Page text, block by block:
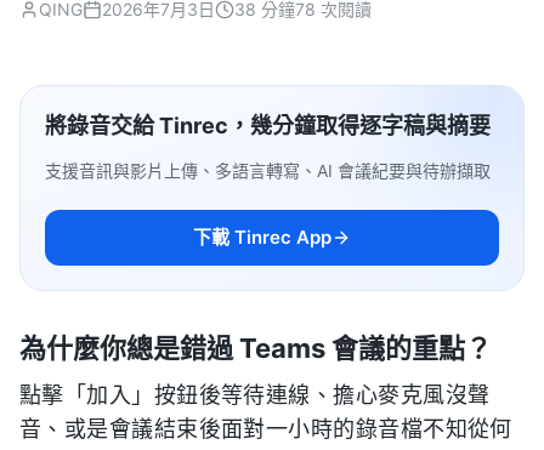
QING 2026年7月3日 38 分鐘78 次閱讀
將錄音交給 Tinrec，幾分鐘取得逐字稿與摘要
支援音訊與影片上傳、多語言轉寫、AI 會議紀要與待辦擷取
下載 Tinrec App
為什麼你總是錯過 Teams 會議的重點？
點擊「加入」按鈕後等待連線、擔心麥克風沒聲
音、或是會議結束後面對一小時的錄音檔不知從何